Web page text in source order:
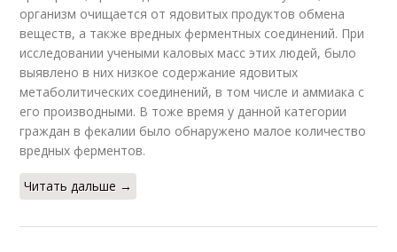
организм очищается от ядовитых продуктов обмена
веществ, а также вредных ферментных соединений. При
исследовании учеными каловых масс этих людей, было
выявлено в них низкое содержание ядовитых
метаболитических соединений, в том числе и аммиака с
его производными. В тоже время у данной категории
граждан в фекалии было обнаружено малое количество
вредных ферментов.
Читать дальше →